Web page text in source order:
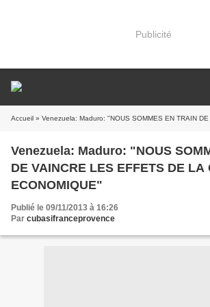
Publicité
Accueil » Venezuela: Maduro: "NOUS SOMMES EN TRAIN DE VAINCRE LES
Venezuela: Maduro: "NOUS
DE VAINCRE LES EFFETS DE LA
ECONOMIQUE"
Publié le 09/11/2013 à 16:26
Par cubasifranceprovence